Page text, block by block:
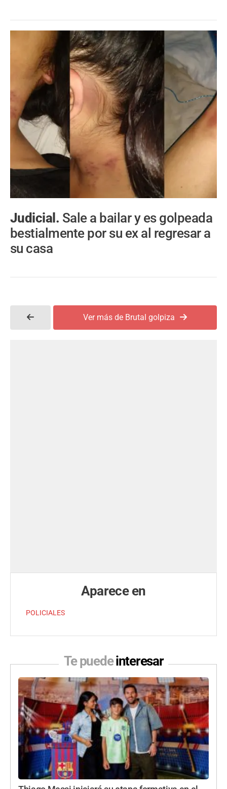
Judicial. Sale a bailar y es golpeada
bestialmente por su ex al regresar a
su casa
Ver más de Brutal golpiza
Aparece en
POLICIALES
Te puedeinteresar